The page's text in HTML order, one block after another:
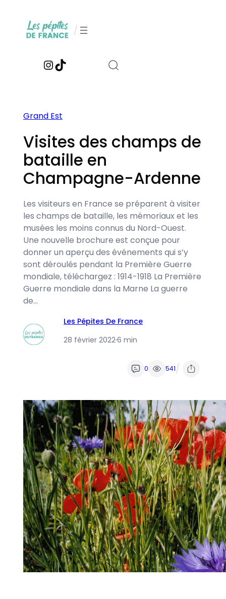
contenu
/
Instagram
TikTok
Grand Est
Visites des champs de
bataille en
Champagne-Ardenne
Les visiteurs en France se préparent à visiter
les champs de bataille, les mémoriaux et les
musées les moins connus du Nord-Ouest.
Une nouvelle brochure est conçue pour
donner un aperçu des événements qui s’y
sont déroulés pendant la Première Guerre
mondiale, téléchargez : 1914-1918 La Première
Guerre mondiale dans la Marne La guerre
de…
Les Pépites De France
28 février 2022·6 min
0 541/